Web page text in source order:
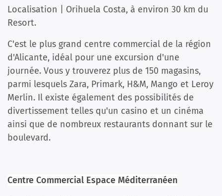
Localisation | Orihuela Costa, à environ 30 km du
Resort.
C'est le plus grand centre commercial de la région
d'Alicante, idéal pour une excursion d'une
journée. Vous y trouverez plus de 150 magasins,
parmi lesquels Zara, Primark, H&M, Mango et Leroy
Merlin. Il existe également des possibilités de
divertissement telles qu'un casino et un cinéma
ainsi que de nombreux restaurants donnant sur le
boulevard.
Centre Commercial Espace Méditerranéen